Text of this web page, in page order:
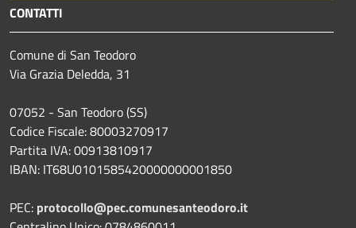
CONTATTI
Comune di San Teodoro
Via Grazia Deledda, 31
07052 - San Teodoro (SS)
Codice Fiscale: 80003270917
Partita IVA: 00913810917
IBAN: IT68U0101585420000000001850
PEC: protocollo@pec.comunesanteodoro.it